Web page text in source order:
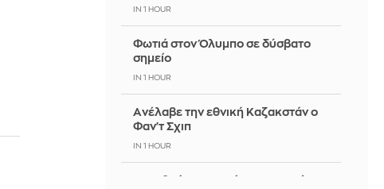
IN 1 HOUR
Φωτιά στον Όλυμπο σε δύσβατο
σημείο
IN 1 HOUR
Aνέλαβε την εθνική Καζακστάν ο
Φαν'τ Σχιπ
IN 1 HOUR